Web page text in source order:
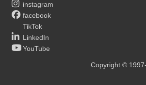
instagram
facebook
TikTok
LinkedIn
YouTube
Copyright©